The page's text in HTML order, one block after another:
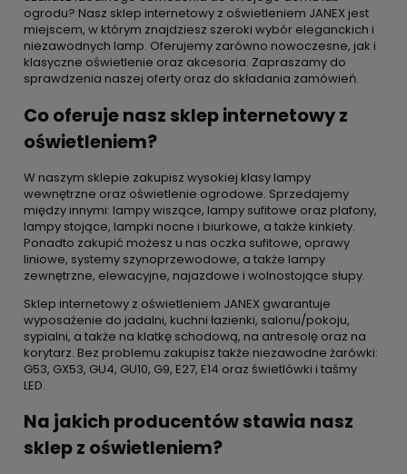
ogrodu? Nasz sklep internetowy z oświetleniem JANEX jest
miejscem, w którym znajdziesz szeroki wybór eleganckich i
niezawodnych lamp. Oferujemy zarówno nowoczesne, jak i
klasyczne oświetlenie oraz akcesoria. Zapraszamy do
sprawdzenia naszej oferty oraz do składania zamówień.
Co oferuje nasz sklep internetowy z
oświetleniem?
W naszym sklepie zakupisz wysokiej klasy lampy
wewnętrzne oraz oświetlenie ogrodowe. Sprzedajemy
między innymi: lampy wiszące, lampy sufitowe oraz plafony,
lampy stojące, lampki nocne i biurkowe, a także kinkiety.
Ponadto zakupić możesz u nas oczka sufitowe, oprawy
liniowe, systemy szynoprzewodowe, a także lampy
zewnętrzne, elewacyjne, najazdowe i wolnostojące słupy.
Sklep internetowy z oświetleniem JANEX gwarantuje
wyposażenie do jadalni, kuchni łazienki, salonu/pokoju,
sypialni, a także na klatkę schodową, na antresolę oraz na
korytarz. Bez problemu zakupisz także niezawodne żarówki:
G53, GX53, GU4, GU10, G9, E27, E14 oraz świetlówki i taśmy
LED.
Na jakich producentów stawia nasz
sklep z oświetleniem?